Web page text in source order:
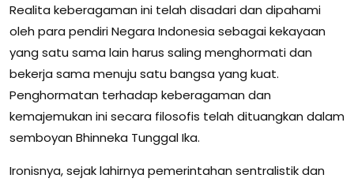
Realita keberagaman ini telah disadari dan dipahami
oleh para pendiri Negara Indonesia sebagai kekayaan
yang satu sama lain harus saling menghormati dan
bekerja sama menuju satu bangsa yang kuat.
Penghormatan terhadap keberagaman dan
kemajemukan ini secara filosofis telah dituangkan dalam
semboyan Bhinneka Tunggal Ika.
Ironisnya, sejak lahirnya pemerintahan sentralistik dan